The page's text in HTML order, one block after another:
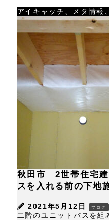
アイキャッチ、メタ情報
秋田市 2世帯住宅
スを入れる前の下地
2021年5月12日 ブログ
二階のユニットバスを組